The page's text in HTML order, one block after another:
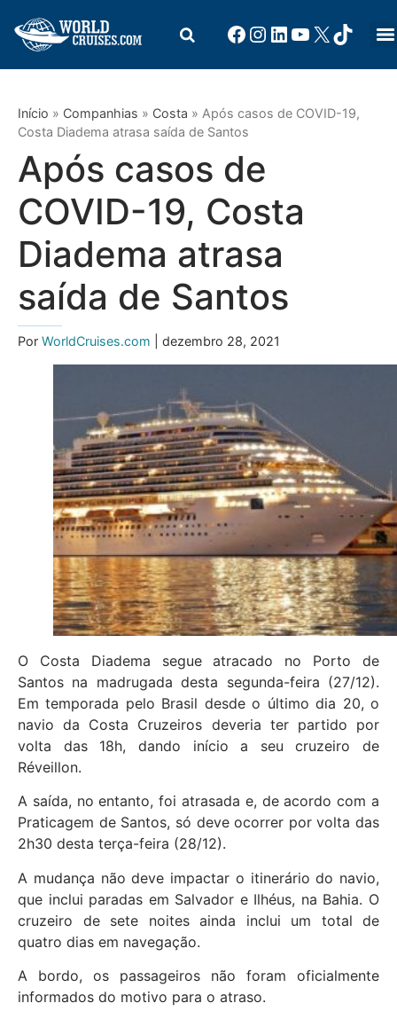
Início » Companhias » Costa » Após casos de COVID-19,
Costa Diadema atrasa saída de Santos
Após casos de
COVID-19, Costa
Diadema atrasa
saída de Santos
Por WorldCruises.com | dezembro 28, 2021
O Costa Diadema segue atracado no Porto de
Santos na madrugada desta segunda-feira (27/12).
Em temporada pelo Brasil desde o último dia 20, o
navio da Costa Cruzeiros deveria ter partido por
volta das 18h, dando início a seu cruzeiro de
Réveillon.
A saída, no entanto, foi atrasada e, de acordo com a
Praticagem de Santos, só deve ocorrer por volta das
2h30 desta terça-feira (28/12).
A mudança não deve impactar o itinerário do navio,
que inclui paradas em Salvador e Ilhéus, na Bahia. O
cruzeiro de sete noites ainda inclui um total de
quatro dias em navegação.
A bordo, os passageiros não foram oficialmente
informados do motivo para o atraso.